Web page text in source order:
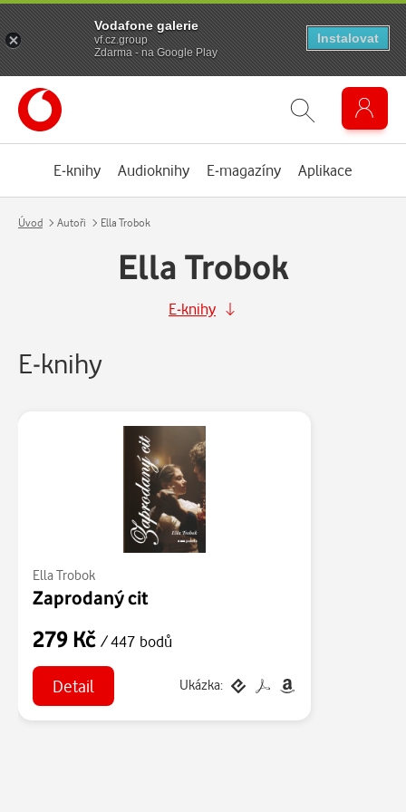
E-knihy Audioknihy E-magazíny Aplikace
Úvod Autoři Ella Trobok
Ella Trobok
E-knihy
E-knihy
Ella Trobok
Zaprodaný cit
279 Kč / 447 bodů
Detail Ukázka:
Vodafone galerie
vf.cz.group
Zdarma - na Google Play
Instalovat